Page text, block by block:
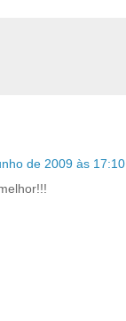
de 2009 às 17:10